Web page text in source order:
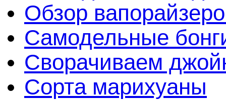
Обзор
Самодельные
Сворачиваем
Сорта марихуаны